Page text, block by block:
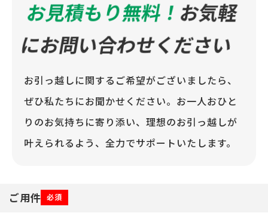
お見積もり無料！お気軽
にお問い合わせください
お引っ越しに関するご希望がございましたら、
ぜひ私たちにお聞かせください。お一人おひと
りのお気持ちに寄り添い、理想のお引っ越しが
叶えられるよう、全力でサポートいたします。
ご用件 必須